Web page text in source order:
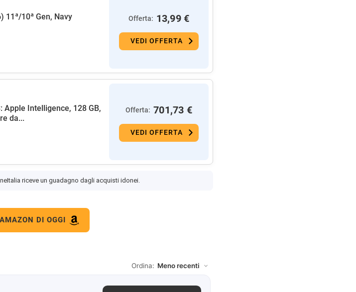
11ª/10ª Gen, Navy Offerta: 13,99 €
VEDI OFFERTA
Apple Intelligence, 128 GB,
da...
Offerta: 701,73 €
VEDI OFFERTA
riceve un guadagno dagli acquisti idonei.
DI OGGI
Ordina: